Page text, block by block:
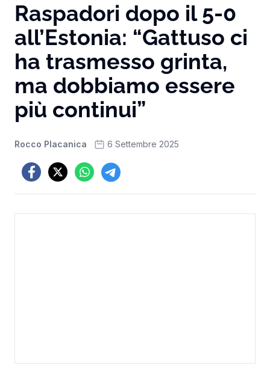
Raspadori dopo il 5-0
all’Estonia: “Gattuso ci
ha trasmesso grinta,
ma dobbiamo essere
più continui”
Rocco Placanica 6 Settembre 2025